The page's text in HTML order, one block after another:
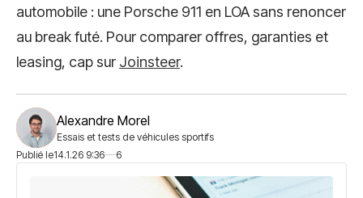
automobile : une Porsche 911 en LOA sans renoncer
au break futé. Pour comparer offres, garanties et
leasing, cap sur Joinsteer.
Alexandre Morel
Essais et tests de véhicules sportifs
Publié le14.1.26 9:36 6